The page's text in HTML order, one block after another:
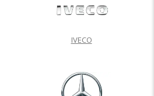
IVECO